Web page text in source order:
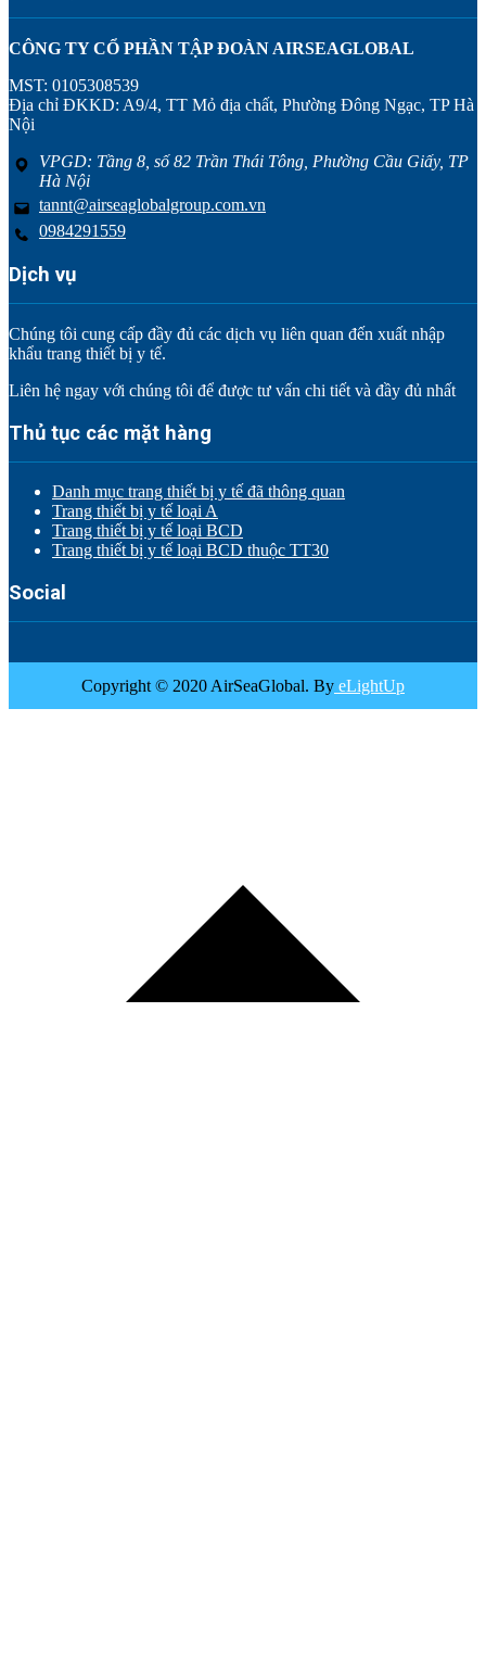
CÔNG TY CỔ PHẦN TẬP ĐOÀN AIRSEAGLOBAL
MST: 0105308539
Địa chỉ ĐKKD: A9/4, TT Mỏ địa chất, Phường Đông Ngạc, TP Hà
Nội
VPGD: Tầng 8, số 82 Trần Thái Tông, Phường Cầu Giấy, TP
Hà Nội
tannt@airseaglobalgroup.com.vn
0984291559
Dịch vụ
Chúng tôi cung cấp đầy đủ các dịch vụ liên quan đến xuất nhập
khẩu trang thiết bị y tế.
Liên hệ ngay với chúng tôi để được tư vấn chi tiết và đầy đủ nhất
Thủ tục các mặt hàng
Danh mục trang thiết bị y tế đã thông quan
Trang thiết bị y tế loại A
Trang thiết bị y tế loại BCD
Trang thiết bị y tế loại BCD thuộc TT30
Social
Copyright © 2020 AirSeaGlobal. By eLightUp